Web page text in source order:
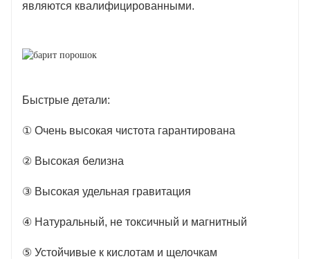
являются квалифицированными.
Быстрые детали:
① Очень высокая чистота гарантирована
② Высокая белизна
③ Высокая удельная гравитация
④ Натуральный, не токсичный и магнитный
⑤ Устойчивые к кислотам и щелочкам